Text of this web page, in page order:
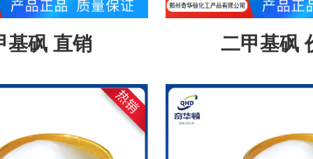
基砜 直销 二甲基砜